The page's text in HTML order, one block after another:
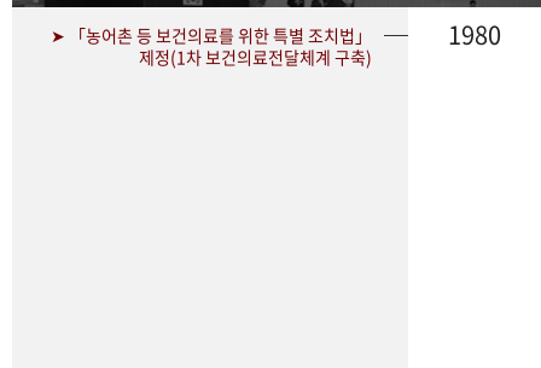
➤ 「농어촌 등 보건의료를 위한 특별 조치법」
제정(1차 보건의료전달체계 구축)
1980